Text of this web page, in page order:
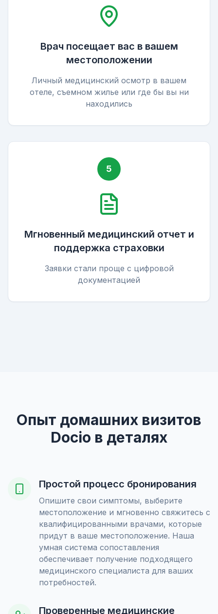
Врач посещает вас в вашем
местоположении
Личный медицинский осмотр в вашем
отеле, съемном жилье или где бы вы ни
находились
5
Мгновенный медицинский отчет и
поддержка страховки
Заявки стали проще с цифровой
документацией
Опыт домашних визитов
Docio в деталях
Простой процесс бронирования
Опишите свои симптомы, выберите
местоположение и мгновенно свяжитесь с
квалифицированными врачами, которые
придут в ваше местоположение. Наша
умная система сопоставления
обеспечивает получение подходящего
медицинского специалиста для ваших
потребностей.
Проверенные медицинские